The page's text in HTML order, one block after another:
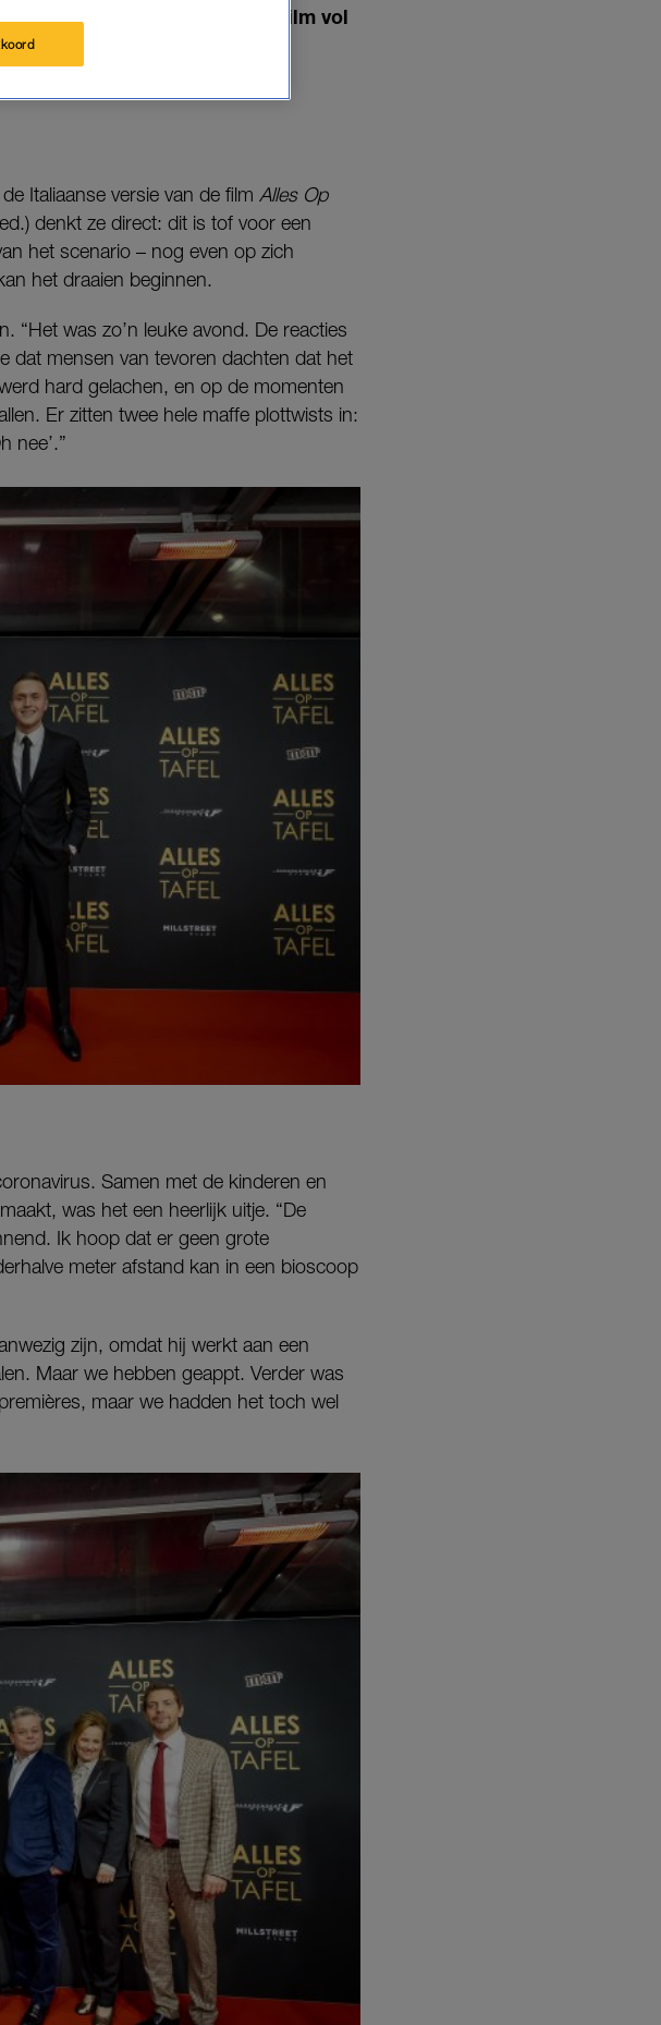
op de première, waar de film vol
Italiaanse versie van de film Alles Op
denkt ze direct: dit is tof voor een
het scenario – nog even op zich
het draaien beginnen.
“Het was zo’n leuke avond. De reacties
dat mensen van tevoren dachten dat het
hard gelachen, en op de momenten
Er zitten twee hele maffe plottwists in:
nee’.”
Samen met de kinderen en
was het een heerlijk uitje. “De
Ik hoop dat er geen grote
meter afstand kan in een bioscoop
zijn, omdat hij werkt aan een
Maar we hebben geappt. Verder was
maar we hadden het toch wel